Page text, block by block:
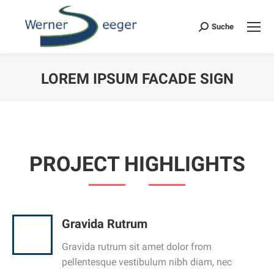
Search:
Suche
LOREM IPSUM FACADE SIGN
PROJECT HIGHLIGHTS
Gravida Rutrum
Gravida rutrum sit amet dolor from
pellentesque vestibulum nibh diam, nec